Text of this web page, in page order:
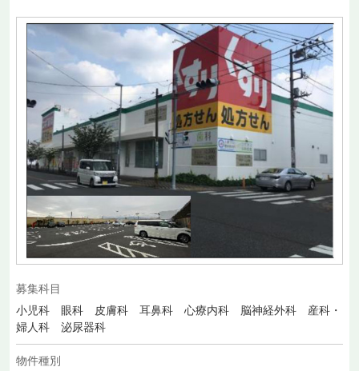
募集科目
小児科 眼科 皮膚科 耳鼻科 心療内科 脳神経外科 産科・
婦人科 泌尿器科
物件種別